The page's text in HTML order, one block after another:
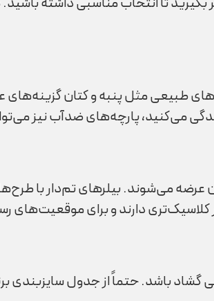
طبیعی مثل پنبه و کتان
می‌کنید، پارچه‌های ضدآب نیز
عرضه می‌شوند. بیلرهای تم‌دار با
کلاسیک‌تری دارند و برای
باشد. حتماً از جدول سایزبندی